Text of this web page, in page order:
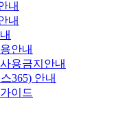
내
내
안내
용금지안내
365) 안내
이드